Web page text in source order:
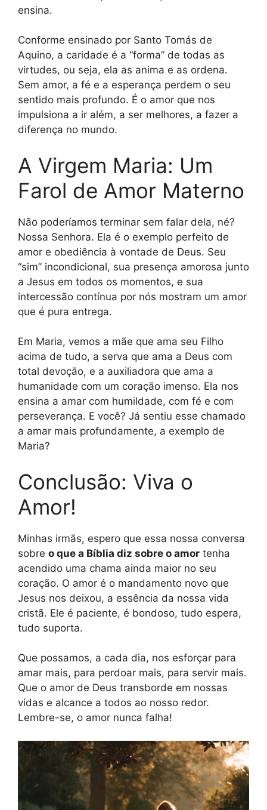
ensina.
Conforme ensinado por Santo Tomás de
Aquino, a caridade é a “forma” de todas as
virtudes, ou seja, ela as anima e as ordena.
Sem amor, a fé e a esperança perdem o seu
sentido mais profundo. É o amor que nos
impulsiona a ir além, a ser melhores, a fazer a
diferença no mundo.
A Virgem Maria: Um
Farol de Amor Materno
Não poderíamos terminar sem falar dela, né?
Nossa Senhora. Ela é o exemplo perfeito de
amor e obediência à vontade de Deus. Seu
“sim” incondicional, sua presença amorosa junto
a Jesus em todos os momentos, e sua
intercessão contínua por nós mostram um amor
que é pura entrega.
Em Maria, vemos a mãe que ama seu Filho
acima de tudo, a serva que ama a Deus com
total devoção, e a auxiliadora que ama a
humanidade com um coração imenso. Ela nos
ensina a amar com humildade, com fé e com
perseverança. E você? Já sentiu esse chamado
a amar mais profundamente, a exemplo de
Maria?
Conclusão: Viva o
Amor!
Minhas irmãs, espero que essa nossa conversa
sobre o que a Bíblia diz sobre o amor tenha
acendido uma chama ainda maior no seu
coração. O amor é o mandamento novo que
Jesus nos deixou, a essência da nossa vida
cristã. Ele é paciente, é bondoso, tudo espera,
tudo suporta.
Que possamos, a cada dia, nos esforçar para
amar mais, para perdoar mais, para servir mais.
Que o amor de Deus transborde em nossas
vidas e alcance a todos ao nosso redor.
Lembre-se, o amor nunca falha!